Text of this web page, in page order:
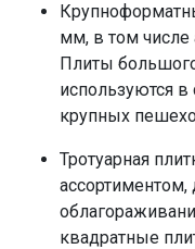
мм, в том
Плиты
используются в
крупных
Тротуарная
квадратные